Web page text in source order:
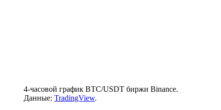
4-часовой график BTC/USDT биржи Binance.
Данные: TradingView.